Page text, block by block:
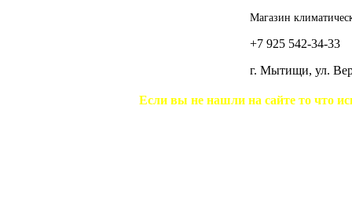
Магазин
+7 925 542-34-33
г. Мытищи, ул.
Если вы не нашли на сайте то что